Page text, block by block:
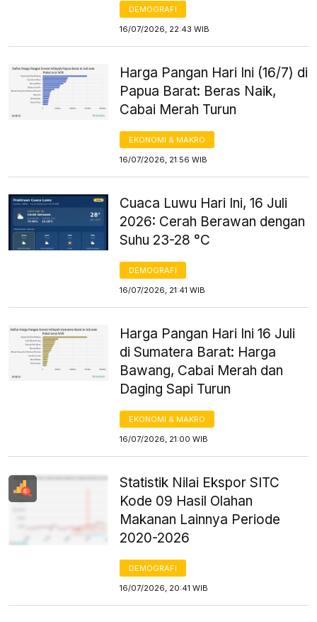
DEMOGRAFI
16/07/2026, 22:43 WIB
Harga Pangan Hari Ini (16/7) di
Papua Barat: Beras Naik,
Cabai Merah Turun
EKONOMI & MAKRO
16/07/2026, 21:56 WIB
Cuaca Luwu Hari Ini, 16 Juli
2026: Cerah Berawan dengan
Suhu 23-28 °C
DEMOGRAFI
16/07/2026, 21:41 WIB
Harga Pangan Hari Ini 16 Juli
di Sumatera Barat: Harga
Bawang, Cabai Merah dan
Daging Sapi Turun
EKONOMI & MAKRO
16/07/2026, 21:00 WIB
Statistik Nilai Ekspor SITC
Kode 09 Hasil Olahan
Makanan Lainnya Periode
2020-2026
DEMOGRAFI
16/07/2026, 20:41 WIB